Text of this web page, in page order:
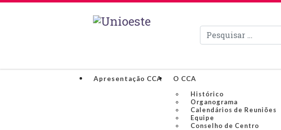
Pesquisar
Apresentação CCA
O CCA
Histórico
Organograma
Calendários de Reuniões
Equipe
Conselho de Centro